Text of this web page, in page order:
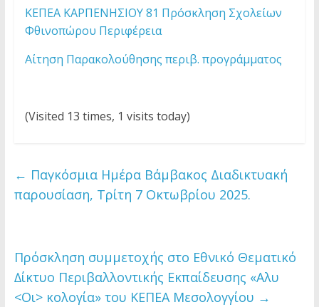
ΚΕΠΕΑ ΚΑΡΠΕΝΗΣΙΟΥ 81 Πρόσκληση Σχολείων
Φθινοπώρου Περιφέρεια
Αίτηση Παρακολούθησης περιβ. προγράμματος
(Visited 13 times, 1 visits today)
← Παγκόσμια Ημέρα Βάμβακος Διαδικτυακή
παρουσίαση, Τρίτη 7 Οκτωβρίου 2025.
Πρόσκληση συμμετοχής στο Εθνικό Θεματικό
∆ίκτυο Περιβαλλοντικής Εκπαίδευσης «Αλυ
<Οι> κολογία» του ΚΕΠΕΑ Μεσολογγίου →